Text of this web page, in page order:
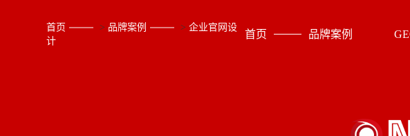
首页 > 品牌案例 >企业官网设
计
首页 品牌案例